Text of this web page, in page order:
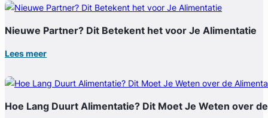
Nieuwe Partner? Dit Betekent het voor Je Alimentatie
Lees meer
Hoe Lang Duurt Alimentatie? Dit Moet Je Weten over